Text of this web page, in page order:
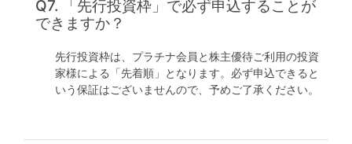
Q7. 「先行投資枠」で必ず申込することが
できますか？
先行投資枠は、プラチナ会員と株主優待ご利用の投資
家様による「先着順」となります。必ず申込できると
いう保証はございませんので、予めご了承ください。